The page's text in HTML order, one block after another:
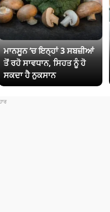
ਮਾਨਸੂਨ ‘ਚ ਇਨ੍ਹਾਂ 3 ਸਬਜ਼ੀਆਂ
ਤੋਂ ਰਹੋ ਸਾਵਧਾਨ, ਸਿਹਤ ਨੂੰ ਹੋ
ਸਕਦਾ ਹੈ ਨੁਕਸਾਨ